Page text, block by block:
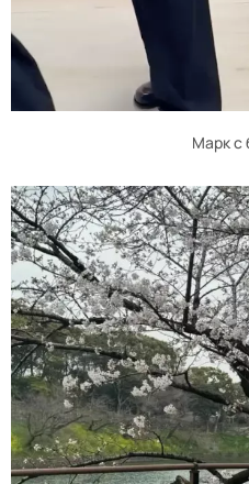
Марк с